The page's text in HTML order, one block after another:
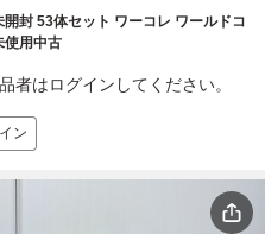
封 53体セット ワーコレ ワールドコ
使用中古
者はログインしてください。
ン